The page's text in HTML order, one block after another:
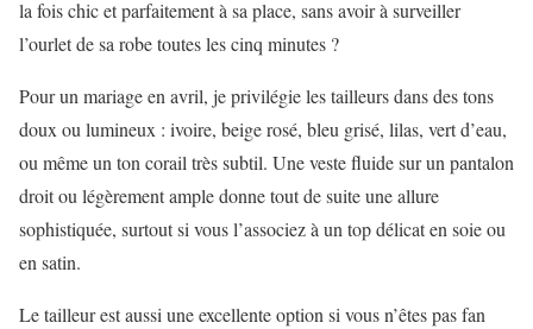
la fois chic et parfaitement à sa place, sans avoir à surveiller
l’ourlet de sa robe toutes les cinq minutes ?
Pour un mariage en avril, je privilégie les tailleurs dans des tons
doux ou lumineux : ivoire, beige rosé, bleu grisé, lilas, vert d’eau,
ou même un ton corail très subtil. Une veste fluide sur un pantalon
droit ou légèrement ample donne tout de suite une allure
sophistiquée, surtout si vous l’associez à un top délicat en soie ou
en satin.
Le tailleur est aussi une excellente option si vous n’êtes pas fan